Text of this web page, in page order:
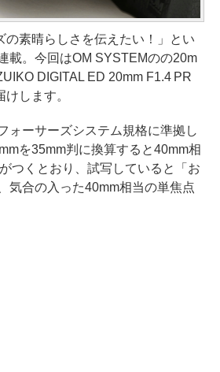
の素晴らしさを伝えたい！」とい
載。今回はOM SYSTEMのの20m
DIGITAL ED 20mm F1.4 PR
します。
ォーサーズシステム規格に準拠し
を35mm判に換算すると40mm相
つくとおり、試写していると「お
気合の入った40mm相当の単焦点